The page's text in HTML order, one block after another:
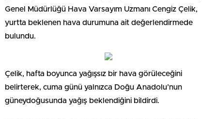
Genel Müdürlüğü Hava Varsayım Uzmanı Cengiz Çelik,
yurtta beklenen hava durumuna ait değerlendirmede
bulundu.
Çelik, hafta boyunca yağışsız bir hava görüleceğini
belirterek, cuma günü yalnızca Doğu Anadolu’nun
güneydoğusunda yağış beklendiğini bildirdi.